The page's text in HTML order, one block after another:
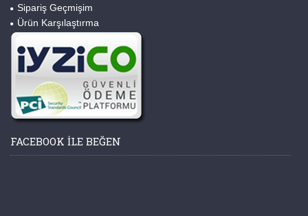
Sipariş Geçmişim
Ürün Karşılaştırma
FACEBOOK ILE BEĞEN